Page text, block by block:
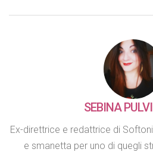
SEBINA
Ex-direttrice e redattrice di
e smanetta per uno di quegli